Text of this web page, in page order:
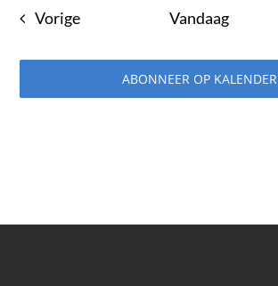
VorigeEvenementenVandaag
ABONNEER OP KALENDER